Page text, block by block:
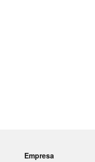
Empresa